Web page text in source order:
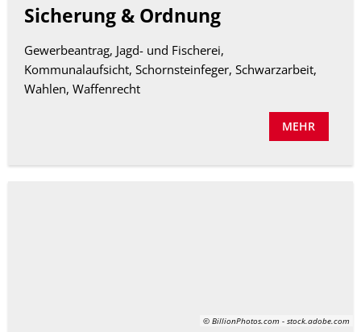
Sicherung & Ordnung
Gewerbeantrag, Jagd- und Fischerei,
Kommunalaufsicht, Schornsteinfeger, Schwarzarbeit,
Wahlen, Waffenrecht
MEHR
© BillionPhotos.com - stock.adobe.com